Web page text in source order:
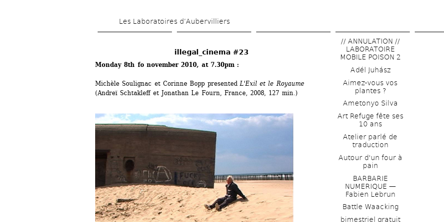
main
Les Laboratoires d’Aubervilliers
illegal_cinema #23
Monday 8th fo november 2010, at 7.30pm :
Michèle Soulignac et Corinne Bopp presented L'Exil et le Royaume
(Andreï Schtakleff et Jonathan Le Fourn, France, 2008, 127 min.)
// ANNULATION //
LABORATOIRE
MOBILE POISON 2
Adél Juhász
Aimez-vous vos
plantes ?
Ametonyo Silva
Art Refuge fête ses
10 ans
Atelier parlé de
traduction
Autour d'un four à
pain
BARBARIE
NUMERIQUE —
Fabien Lebrun
Battle Waacking
bimestriel gratuit